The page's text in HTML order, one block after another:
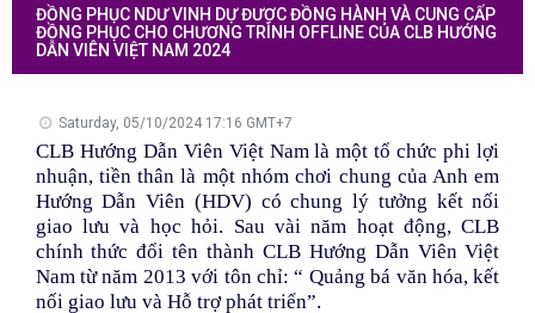
Khuyến mãi
Bảng màu
Tin tức
Hướng dẫn
Liên hệ
ĐỒNG PHỤC NDƯ VINH DỰ ĐƯỢC ĐỒNG HÀNH VÀ CUNG CẤP
ĐỒNG PHỤC CHO CHƯƠNG TRÌNH OFFLINE CỦA CLB HƯỚNG
DẪN VIÊN VIỆT NAM 2024
Saturday, 05/10/2024 17:16 GMT+7
CLB Hướng Dẫn Viên Việt Nam là một tổ chức phi lợi
nhuận, tiền thân là một nhóm chơi chung của Anh em
Hướng Dẫn Viên (HDV) có chung lý tưởng kết nối
giao lưu và học hỏi. Sau vài năm hoạt động, CLB
chính thức đổi tên thành CLB Hướng Dẫn Viên Việt
Nam từ năm 2013 với tôn chỉ: “ Quảng bá văn hóa, kết
nối giao lưu và Hỗ trợ phát triển”.